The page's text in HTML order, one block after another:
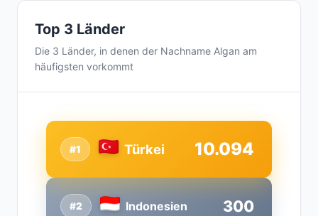
Top 3 Länder
Die 3 Länder, in denen der Nachname Algan am
häufigsten vorkommt
#2 Indonesien 300
#1 Türkei 10.094